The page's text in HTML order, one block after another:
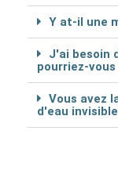
Y at-il une
J'ai besoin
pourriez-
Vous avez
d'eau